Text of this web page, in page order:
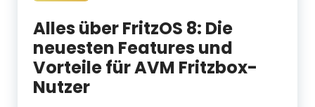
Alles über FritzOS 8: Die
neuesten Features und
Vorteile für AVM Fritzbox-
Nutzer